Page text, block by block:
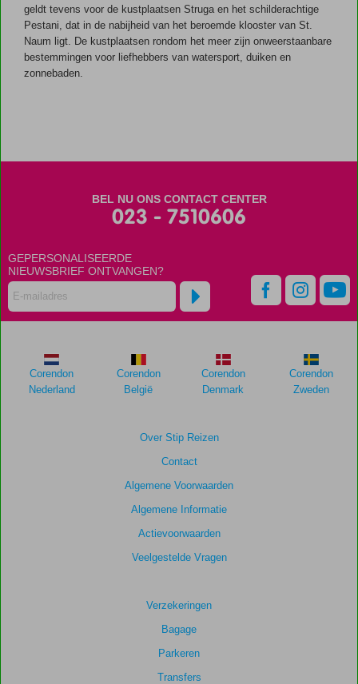
geldt tevens voor de kustplaatsen Struga en het schilderachtige
Pestani, dat in de nabijheid van het beroemde klooster van St.
Naum ligt. De kustplaatsen rondom het meer zijn onweerstaanbare
bestemmingen voor liefhebbers van watersport, duiken en
zonnebaden.
BEL NU ONS CONTACT CENTER
023 - 7510606
GEPERSONALISEERDE
NIEUWSBRIEF ONTVANGEN?
Over Stip Reizen
Contact
Algemene Voorwaarden
Algemene Informatie
Actievoorwaarden
Veelgestelde Vragen
Verzekeringen
Bagage
Parkeren
Transfers
Corendon
Nederland
Corendon
België
Corendon
Denmark
Corendon
Zweden